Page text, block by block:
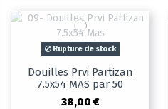
Rupture de stock
Douilles Prvi Partizan
7.5x54 MAS par 50
38,00 €